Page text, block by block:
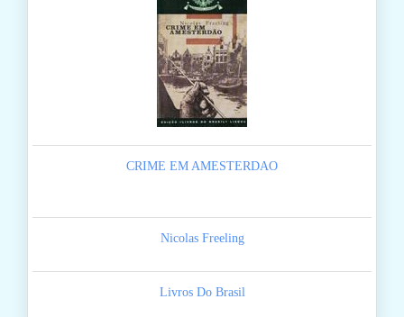
CRIME EM AMESTERDAO
Nicolas Freeling
Livros Do Brasil